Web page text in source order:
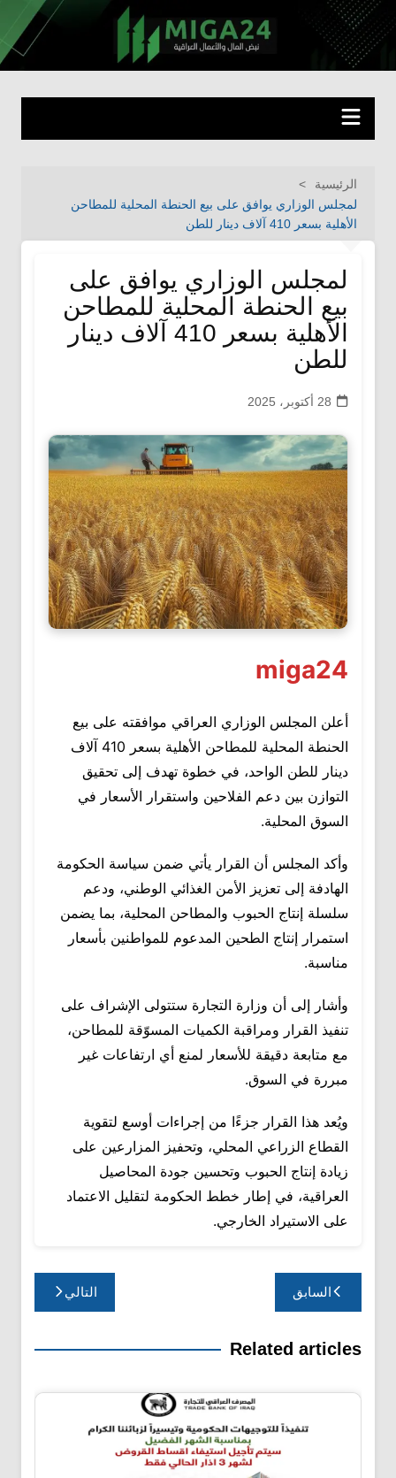
التجاوز
إلى
المحتوى
miga24.com نبض المال والأعمال العراقية
الرئيسية
لمجلس الوزاري يوافق على بيع الحنطة المحلية للمطاحن
الأهلية بسعر 410 آلاف دينار للطن
لمجلس الوزاري يوافق على
بيع الحنطة المحلية للمطاحن
الأهلية بسعر 410 آلاف دينار
للطن
28 أكتوبر، 2025
miga24
أعلن المجلس الوزاري العراقي موافقته على بيع
الحنطة المحلية للمطاحن الأهلية بسعر 410 آلاف
دينار للطن الواحد، في خطوة تهدف إلى تحقيق
التوازن بين دعم الفلاحين واستقرار الأسعار في
السوق المحلية.
وأكد المجلس أن القرار يأتي ضمن سياسة الحكومة
الهادفة إلى تعزيز الأمن الغذائي الوطني، ودعم
سلسلة إنتاج الحبوب والمطاحن المحلية، بما يضمن
استمرار إنتاج الطحين المدعوم للمواطنين بأسعار
مناسبة.
وأشار إلى أن وزارة التجارة ستتولى الإشراف على
تنفيذ القرار ومراقبة الكميات المسوّقة للمطاحن،
مع متابعة دقيقة للأسعار لمنع أي ارتفاعات غير
مبررة في السوق.
ويُعد هذا القرار جزءًا من إجراءات أوسع لتقوية
القطاع الزراعي المحلي، وتحفيز المزارعين على
زيادة إنتاج الحبوب وتحسين جودة المحاصيل
العراقية، في إطار خطط الحكومة لتقليل الاعتماد
على الاستيراد الخارجي.
تصفّح
المقالات
السابق التالي
Related articles